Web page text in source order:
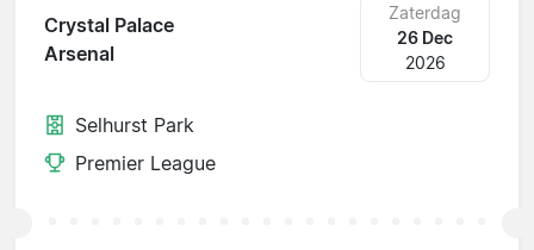
Crystal Palace
Arsenal
Zaterdag
26 Dec
2026
Selhurst Park
Premier League